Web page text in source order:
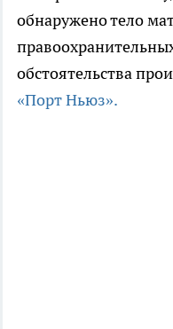
обнаружено тело
обстоятельства
«Порт Ньюз».